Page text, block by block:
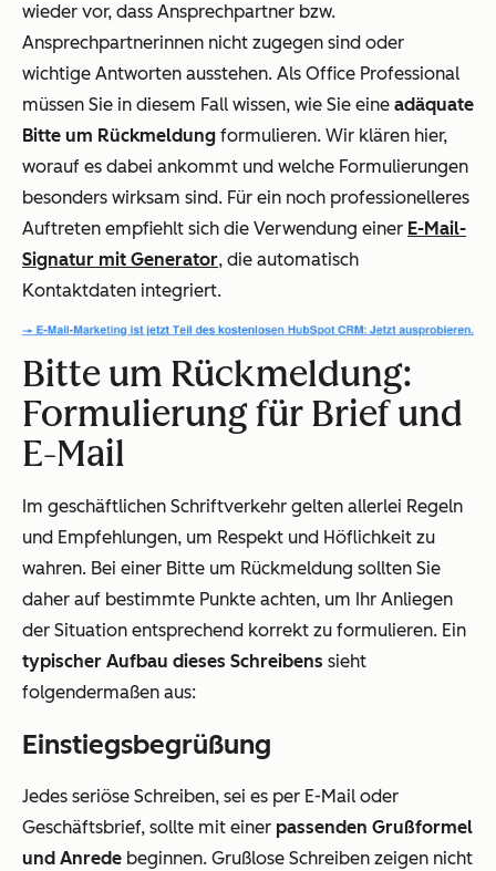
wieder vor, dass Ansprechpartner bzw.
Ansprechpartnerinnen nicht zugegen sind oder
wichtige Antworten ausstehen. Als Office Professional
müssen Sie in diesem Fall wissen, wie Sie eine adäquate
Bitte um Rückmeldung formulieren. Wir klären hier,
worauf es dabei ankommt und welche Formulierungen
besonders wirksam sind. Für ein noch professionelleres
Auftreten empfiehlt sich die Verwendung einer E-Mail-
Signatur mit Generator, die automatisch
Kontaktdaten integriert.
Bitte um Rückmeldung:
Formulierung für Brief und
E-Mail
Im geschäftlichen Schriftverkehr gelten allerlei Regeln
und Empfehlungen, um Respekt und Höflichkeit zu
wahren. Bei einer Bitte um Rückmeldung sollten Sie
daher auf bestimmte Punkte achten, um Ihr Anliegen
der Situation entsprechend korrekt zu formulieren. Ein
typischer Aufbau dieses Schreibens sieht
folgendermaßen aus:
Einstiegsbegrüßung
Jedes seriöse Schreiben, sei es per E-Mail oder
Geschäftsbrief, sollte mit einer passenden Grußformel
und Anrede beginnen. Grußlose Schreiben zeigen nicht